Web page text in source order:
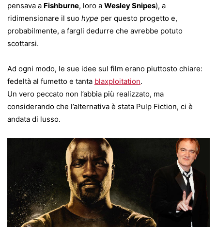
pensava a Fishburne, loro a Wesley Snipes), a
ridimensionare il suo hype per questo progetto e,
probabilmente, a fargli dedurre che avrebbe potuto
scottarsi.
Ad ogni modo, le sue idee sul film erano piuttosto chiare:
fedeltà al fumetto e tanta blaxploitation.
Un vero peccato non l’abbia più realizzato, ma
considerando che l’alternativa è stata Pulp Fiction, ci è
andata di lusso.